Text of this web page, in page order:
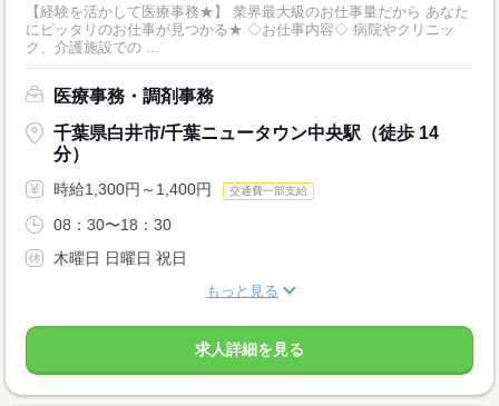
【経験を活かして医療事務★】 業界最大級のお仕事量だから あなた
にピッタリのお仕事が見つかる★ ◇お仕事内容◇ 病院やクリニッ
ク、介護施設での ...
医療事務・調剤事務
千葉県白井市/千葉ニュータウン中央駅（徒歩 14
分）
時給1,300円～1,400円 交通費一部支給
08：30〜18：30
木曜日 日曜日 祝日
もっと見る
求人詳細を見る